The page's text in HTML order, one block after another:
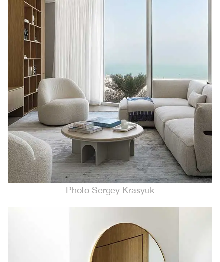
Photo Sergey Krasyuk